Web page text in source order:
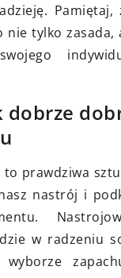
tylko zasada,
dobrze
prawdziwa
nastrój i
w radzeniu
wyborze